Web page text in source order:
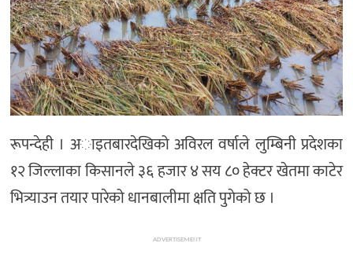
रूपन्देही । अाइतबारदेखिको अविरल वर्षाले लुम्बिनी प्रदेशका
१२ जिल्लाका किसानले ३६ हजार ४ सय ८० हेक्टर खेतमा काटेर
भित्र्याउन तयार पारेको धानबालीमा क्षति पुगेको छ ।
ADVERTISEMENT